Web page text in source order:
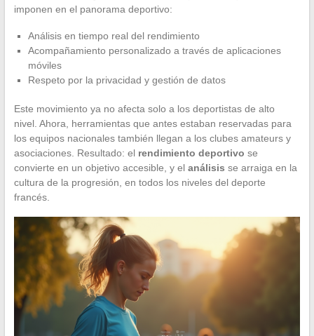
imponen en el panorama deportivo:
Análisis en tiempo real del rendimiento
Acompañamiento personalizado a través de aplicaciones
móviles
Respeto por la privacidad y gestión de datos
Este movimiento ya no afecta solo a los deportistas de alto
nivel. Ahora, herramientas que antes estaban reservadas para
los equipos nacionales también llegan a los clubes amateurs y
asociaciones. Resultado: el rendimiento deportivo se
convierte en un objetivo accesible, y el análisis se arraiga en la
cultura de la progresión, en todos los niveles del deporte
francés.